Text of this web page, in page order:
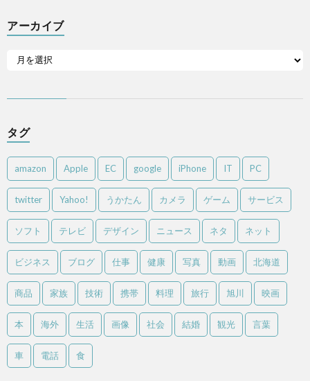
アーカイブ
タグ
amazon Apple EC google iPhone IT PC
twitter Yahoo! うかたん カメラ ゲーム サービス
ソフト テレビ デザイン ニュース ネタ ネット
ビジネス ブログ 仕事 健康 写真 動画 北海道
商品 家族 技術 携帯 料理 旅行 旭川 映画
本 海外 生活 画像 社会 結婚 観光 言葉
車 電話 食